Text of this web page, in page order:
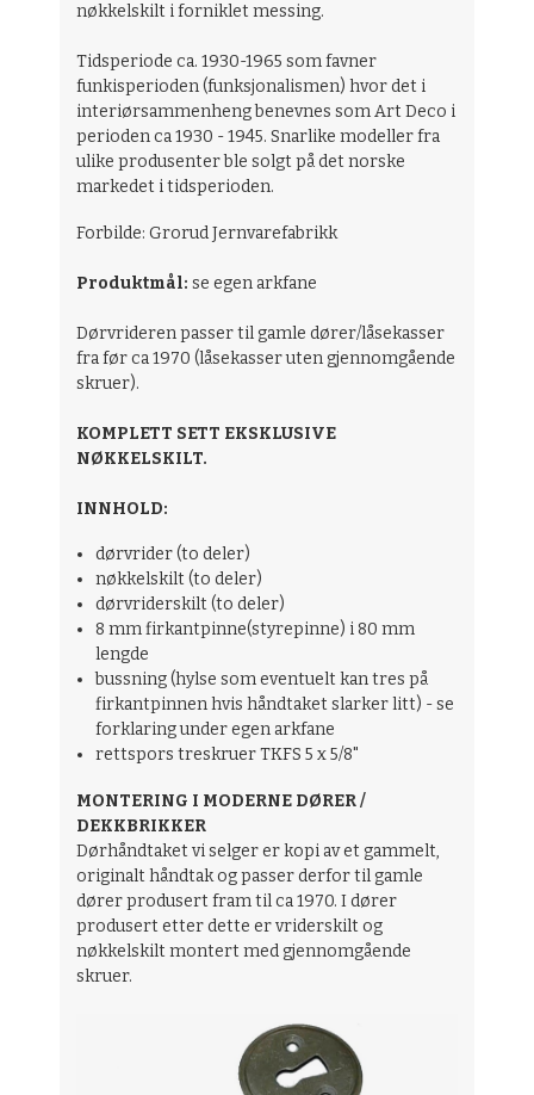
nøkkelskilt i forniklet messing.
Tidsperiode ca. 1930-1965 som favner
funkisperioden (funksjonalismen) hvor det i
interiørsammenheng benevnes som Art Deco i
perioden ca 1930 - 1945. Snarlike modeller fra
ulike produsenter ble solgt på det norske
markedet i tidsperioden.
Forbilde: Grorud Jernvarefabrikk
Produktmål: se egen arkfane
Dørvrideren passer til gamle dører/låsekasser
fra før ca 1970 (låsekasser uten gjennomgående
skruer).
KOMPLETT SETT EKSKLUSIVE
NØKKELSKILT.
INNHOLD:
dørvrider (to deler)
nøkkelskilt (to deler)
dørvriderskilt (to deler)
8 mm firkantpinne(styrepinne) i 80 mm
lengde
bussning (hylse som eventuelt kan tres på
firkantpinnen hvis håndtaket slarker litt) - se
forklaring under egen arkfane
rettspors treskruer TKFS 5 x 5/8"
MONTERING I MODERNE DØRER /
DEKKBRIKKER
Dørhåndtaket vi selger er kopi av et gammelt,
originalt håndtak og passer derfor til gamle
dører produsert fram til ca 1970. I dører
produsert etter dette er vriderskilt og
nøkkelskilt montert med gjennomgående
skruer.